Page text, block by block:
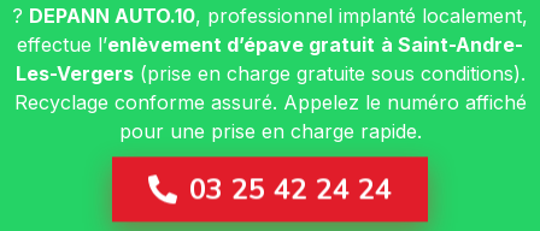
? DEPANN AUTO.10, professionnel implanté localement,
effectue l’enlèvement d’épave gratuit à Saint-Andre-
Les-Vergers(prise en charge gratuite sous conditions).
Recyclage conforme assuré. Appelez le numéro affiché
pour une prise en charge rapide.
03 25 42 24 24